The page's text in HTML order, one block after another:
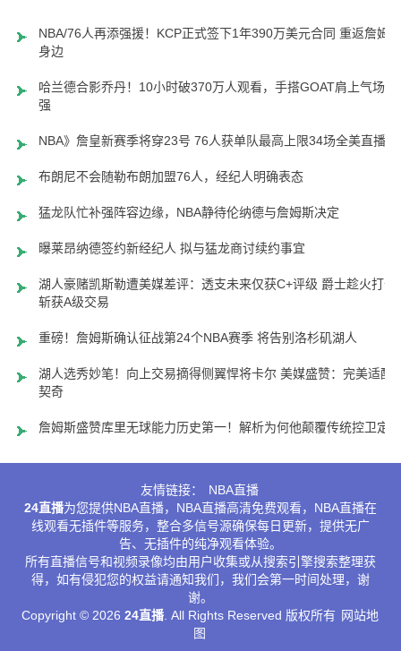
NBA/76人再添强援！KCP正式签下1年390万美元合同 重返詹姆斯
身边
哈兰德合影乔丹！10小时破370万人观看，手搭GOAT肩上气场超
强
NBA》詹皇新赛季将穿23号 76人获单队最高上限34场全美直播
布朗尼不会随勒布朗加盟76人，经纪人明确表态
猛龙队忙补强阵容边缘，NBA静待伦纳德与詹姆斯决定
曝莱昂纳德签约新经纪人 拟与猛龙商讨续约事宜
湖人豪赌凯斯勒遭美媒差评：透支未来仅获C+评级 爵士趁火打劫
斩获A级交易
重磅！詹姆斯确认征战第24个NBA赛季 将告别洛杉矶湖人
湖人选秀妙笔！向上交易摘得侧翼悍将卡尔 美媒盛赞：完美适配
契奇
詹姆斯盛赞库里无球能力历史第一！解析为何他颠覆传统控卫定义
友情链接：
NBA直播
24直播为您提供NBA直播，NBA直播高清免费观看，NBA直播在
线观看无插件等服务，整合多信号源确保每日更新，提供无广
告、无插件的纯净观看体验。
所有直播信号和视频录像均由用户收集或从搜索引擎搜索整理获
得，如有侵犯您的权益请通知我们，我们会第一时间处理，谢
谢。
Copyright © 202624直播 . All Rights Reserved 版权所有 网站地
图